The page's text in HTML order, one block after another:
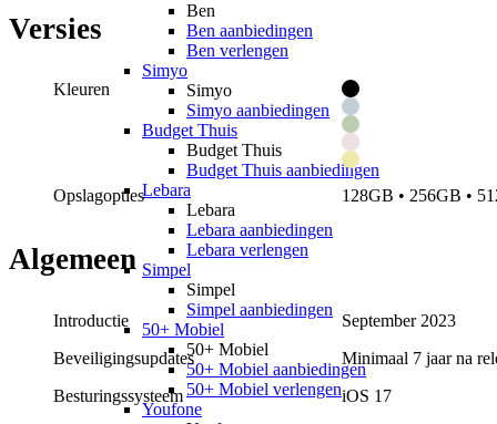
Ben
Ben aanbiedingen
Ben verlengen
Simyo
Simyo
Simyo aanbiedingen
Budget Thuis
Budget Thuis
Budget Thuis aanbiedingen
Lebara
Lebara
Lebara aanbiedingen
Lebara verlengen
Simpel
Simpel
Simpel aanbiedingen
50+ Mobiel
50+ Mobiel
50+ Mobiel aanbiedingen
50+ Mobiel verlengen
Youfone
Versies
Kleuren
Opslagopties 128GB • 256GB •
Algemeen
Introductie
September 2023
Beveiligingsupdates
Minimaal 7 jaar na
Besturingssysteem
iOS 17